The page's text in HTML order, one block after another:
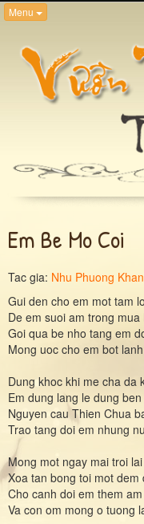
Menu
Em Be Mo Coi
Tac gia: Nhu Phuong
Gui den cho em mot tam
De em suoi am trong mua
Goi qua be nho tang em
Mong uoc cho em bot
Dung khoc khi me cha da
Em dung lang le dung
Nguyen cau Thien Chua
Trao tang doi em nhung
Mong mot ngay mai troi
Xoa tan bong toi mot dem
Cho canh doi em them
Va con om mong o tuong